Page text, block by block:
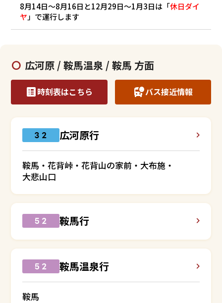
8月14日～8月16日と12月29日～1月3日は「休日ダイ
ヤ 」で運行します
広河原 / 鞍馬温泉 / 鞍馬 方面
時刻表はこちら バス接近情報
３２ 広河原行
鞍馬・花背峠・花背山の家前・大布施・
大悲山口
５２ 鞍馬行
５２ 鞍馬温泉行
鞍馬